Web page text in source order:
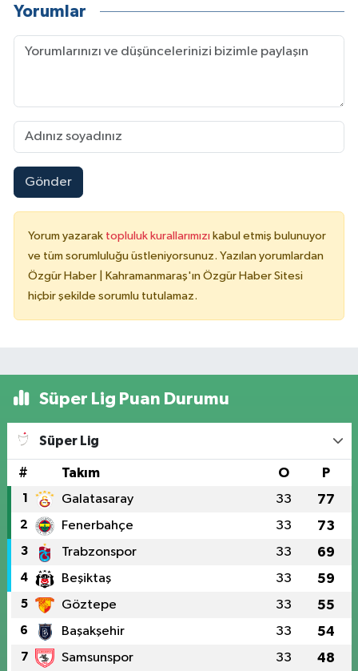
Yorumlar
Gönder
Yorum yazarak topluluk kurallarımızı kabul etmiş bulunuyor
ve tüm sorumluluğu üstleniyorsunuz. Yazılan yorumlardan
Özgür Haber | Kahramanmaraş'ın Özgür Haber Sitesi
hiçbir şekilde sorumlu tutulamaz.
Süper Lig Puan Durumu
Süper Lig
# Takım O P
1 Galatasaray 33 77
2 Fenerbahçe 33 73
3 Trabzonspor 33 69
4 Beşiktaş 33 59
5 Göztepe 33 55
6 Başakşehir 33 54
7 Samsunspor 33 48